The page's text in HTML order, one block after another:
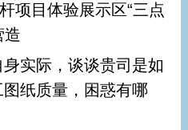
项目体验展示区“三点
造
实际，谈谈贵司是如
纸质量，困惑有哪